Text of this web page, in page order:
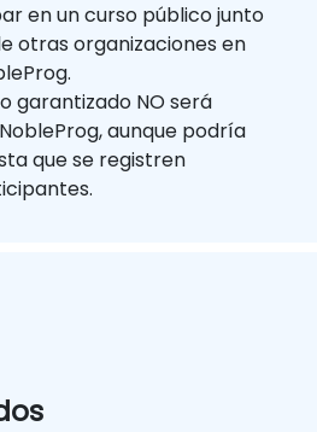
en un curso público junto
otras organizaciones en
garantizado NO será
aunque podría
que se registren